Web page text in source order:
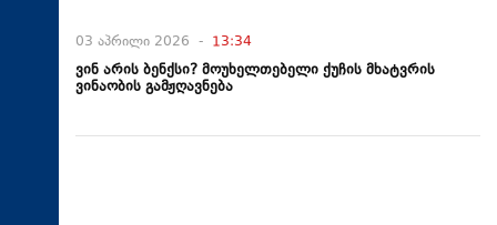
03 აპრილი 2026 - 13:34
ვინ არის ბენქსი? მოუხელთებელი ქუჩის მხატვრის
ვინაობის გამჟღავნება